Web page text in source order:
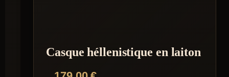
Casque héllenistique en laiton